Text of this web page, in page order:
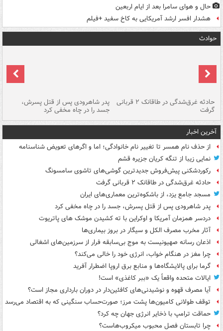
حال و هوای سامرا بعد از ایام اربعین
هشدار افسر ارشد آمریکایی به کاخ سفید +فیلم
حوادث
حادثه غرق‌شدگی در طاقانک ۲ قربانی
گرفت
پدر شاهرودی پس از قتل پسرش،
جسد را در چاه مخفی کرد
آخرین اخبار
از حذف نام همسر تا تغییر نام خانوادگی؛ اما و اگرهای تعویض شناسنامه
نمایی زیبا از تنگه کریان جزیره قشم
رکوردشکنی پیش‌فروش جدیدترین گوشی‌های تاشوی سامسونگ
حادثه غرق‌شدگی در طاقانک ۲ قربانی گرفت
مسجد جامع یزد، از باشکوه‌ترین معماری‌های ایران
پدر شاهرودی پس از قتل پسرش، جسد را در چاه مخفی کرد
دردسر همزمان آمریکا و اوکراین با ته کشیدن موشک های پاتریوت
آثار مخرب مصرف الکل و سیگار در بروز بیماری‌ها
اذعان رسانه صهیونیست به موج بی‌سابقه فرار از سرزمین‌های اشغالی
چرا مغز در هنگام خواب، انرژی خود را خالی می‌کند؟
گرما برای پالایشگاه‌ها و منابع برق اروپا اضطرار آفرید
ایالات متحده واقعاً یک «ببر کاغذی» است!
آیا مصرف قهوه و نوشیدنی‌های کافئین‌دار در دوران بارداری مجاز است؟
توقف طولانی کامیون‌ها پشت مرز؛ صورت‌حساب سنگینی که به اقتصاد می‌رسد
حماقت ترامپ با ذخایر انرژی جهان چه کرد؟
چرا تابستان فصل محبوب میکروب‌هاست؟